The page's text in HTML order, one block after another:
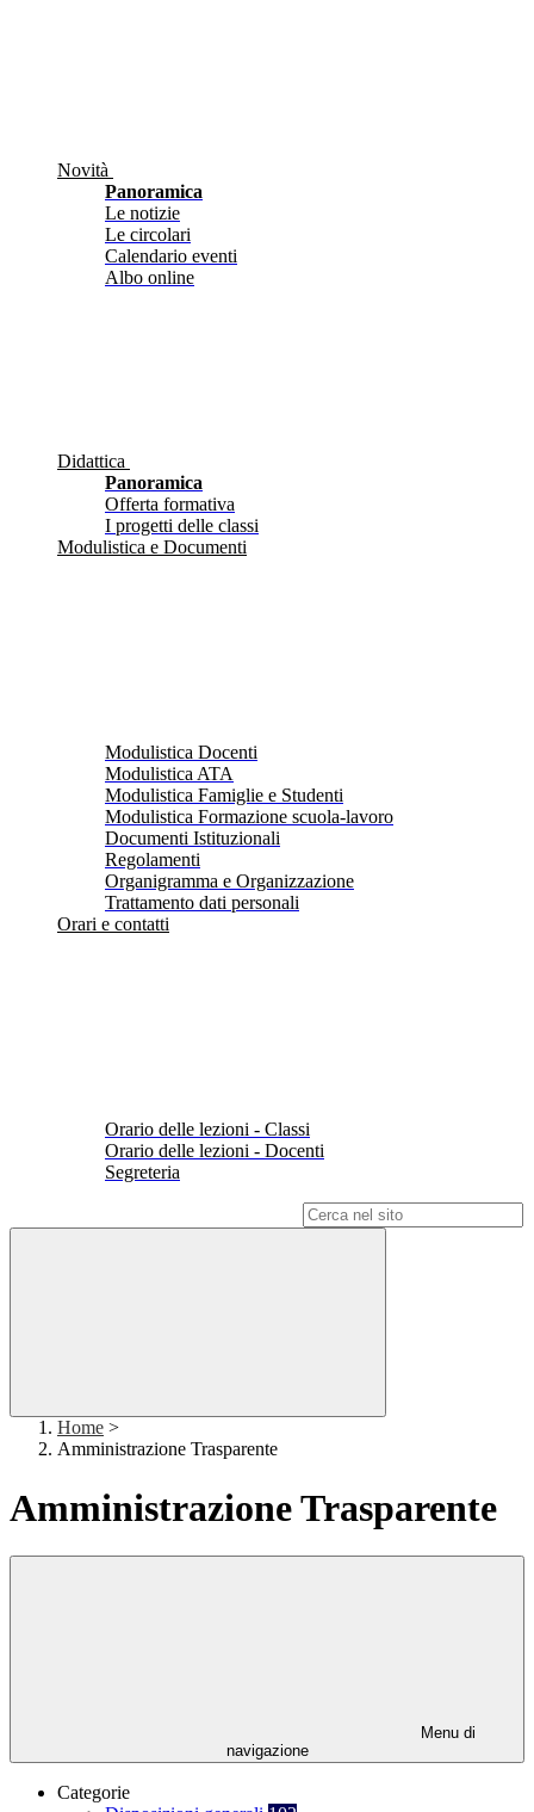
Novità
Panoramica
Le notizie
Le circolari
Calendario eventi
Albo online
Didattica
Panoramica
Offerta formativa
I progetti delle classi
Modulistica e Documenti
Modulistica Docenti
Modulistica ATA
Modulistica Famiglie e Studenti
Modulistica Formazione scuola-lavoro
Documenti Istituzionali
Regolamenti
Organigramma e Organizzazione
Trattamento dati personali
Orari e contatti
Orario delle lezioni - Classi
Orario delle lezioni - Docenti
Segreteria
Home >
Amministrazione Trasparente
Amministrazione Trasparente
Menu di
navigazione
Categorie